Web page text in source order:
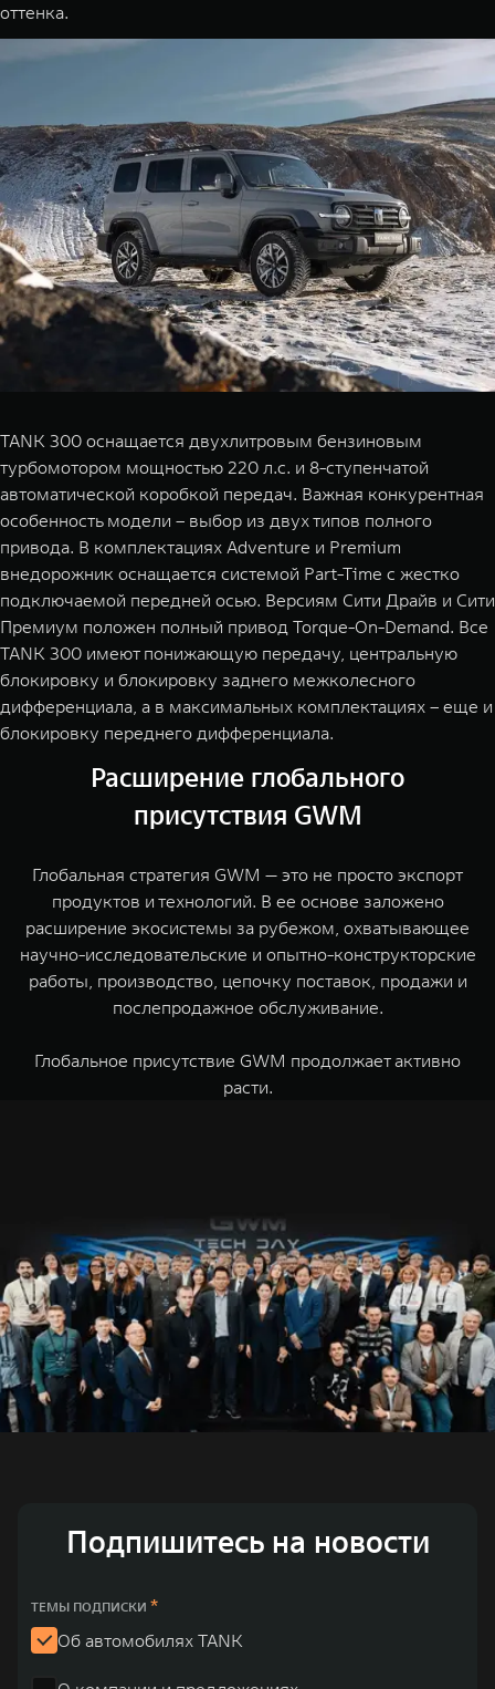
оттенка.
TANK 300 оснащается двухлитровым бензиновым
турбомотором мощностью 220 л.с. и 8-ступенчатой
автоматической коробкой передач. Важная конкурентная
особенность модели – выбор из двух типов полного
привода. В комплектациях Adventure и Premium
внедорожник оснащается системой Part-Time с жестко
подключаемой передней осью. Версиям Сити Драйв и Сити
Премиум положен полный привод Torque-On-Demand. Все
TANK 300 имеют понижающую передачу, центральную
блокировку и блокировку заднего межколесного
дифференциала, а в максимальных комплектациях – еще и
блокировку переднего дифференциала.
Расширение глобального
присутствия GWM
Глобальная стратегия GWM — это не просто экспорт
продуктов и технологий. В ее основе заложено
расширение экосистемы за рубежом, охватывающее
научно-исследовательские и опытно-конструкторские
работы, производство, цепочку поставок, продажи и
послепродажное обслуживание.
Глобальное присутствие GWM продолжает активно
расти.
Подпишитесь на новости
ТЕМЫ ПОДПИСКИ *
Об автомобилях TANK